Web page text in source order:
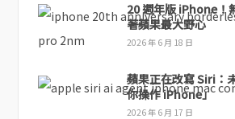
20 週年版 iPhone！
著蘋果最大野心
2026 年 6 月 18 日
蘋果正在改寫 Siri：
你操作 iPhone」
2026 年 6 月 17 日